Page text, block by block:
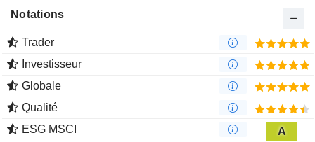
Notations
Trader
Investisseur
Globale
Qualité
ESG MSCI
A